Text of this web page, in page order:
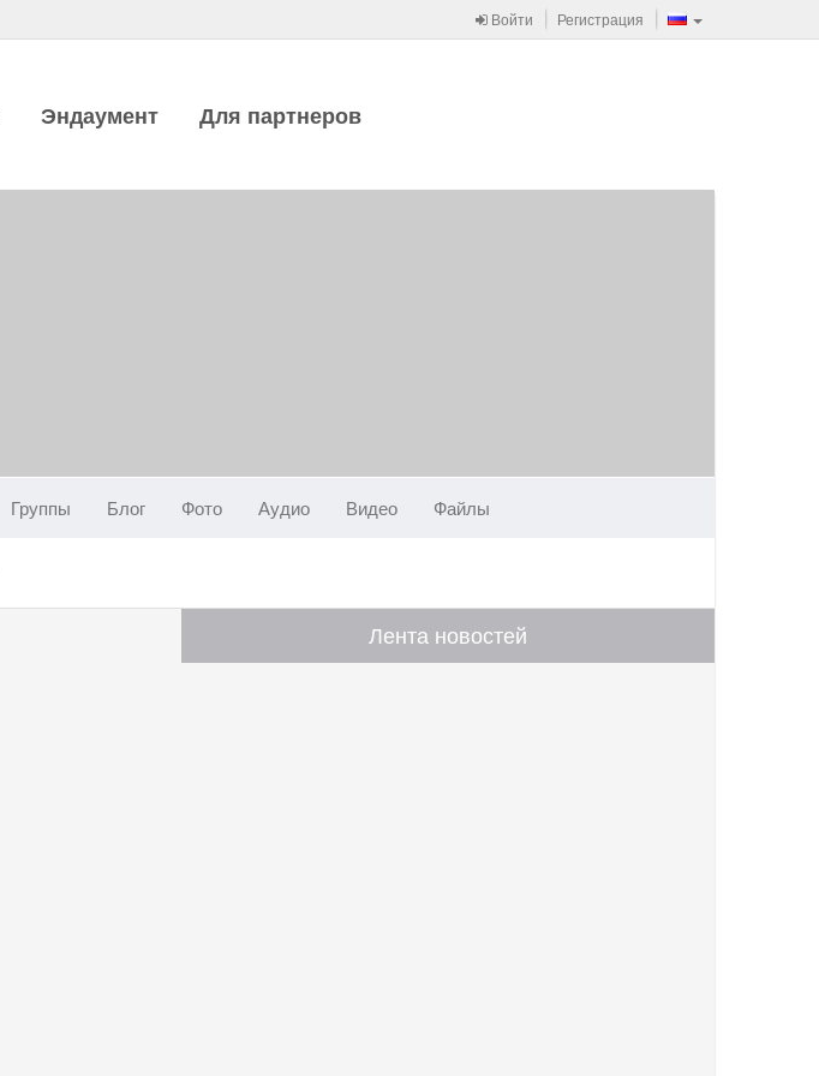
Войти Регистрация
Эндаумент Для партнеров
Группы Блог Фото Аудио Видео Файлы
Лента новостей